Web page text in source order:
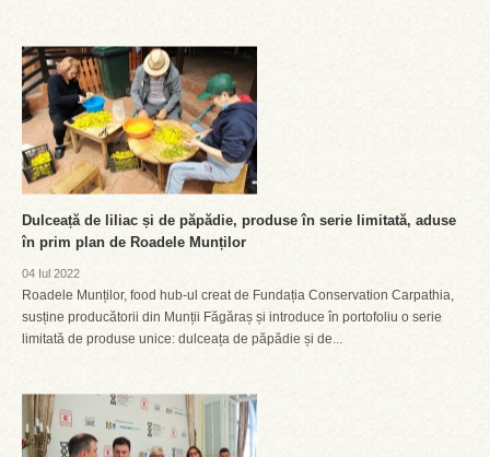
Dulceață de liliac și de păpădie, produse în serie limitată, aduse
în prim plan de Roadele Munților
04 Iul 2022
Roadele Munților, food hub-ul creat de Fundația Conservation Carpathia,
susține producătorii din Munții Făgăraș și introduce în portofoliu o serie
limitată de produse unice: dulceața de păpădie și de...